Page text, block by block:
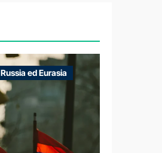
Russia ed Eurasia